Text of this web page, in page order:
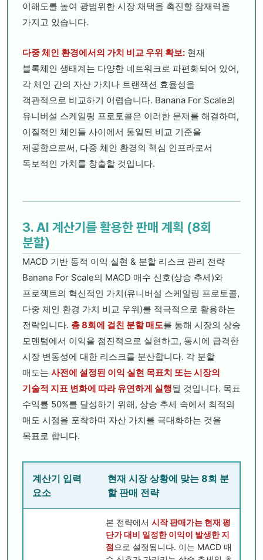
이해도를 높여 광범위한 시장 채택을 촉진할 잠재력을
가지고 있습니다.
다중 체인 환경에서의 가치 비교 우위 확보: 현재
블록체인 생태계는 다양한 네트워크로 파편화되어 있어,
각 체인 간의 자산 가치나 트랜잭션 효율성을
객관적으로 비교하기 어렵습니다. Banana For Scale의
유니버설 스케일링 프로토콜은 이러한 문제를 해결하며,
이질적인 체인들 사이에서 통일된 비교 기준을
제공함으로써, 다중 체인 환경의 핵심 인프라로서
독보적인 가치를 창출할 것입니다.
3. AI 계산기를 활용한 판매 계획 (8회
분할)
MACD 기반 동적 이익 실현 & 분할 리스크 관리 전략
Banana For Scale의 MACD 매수 신호(상승 추세)와
프로젝트의 혁신적인 가치(유니버설 스케일링 프로토콜,
다중 체인 환경 가치 비교 우위)를 적극적으로 활용하는
전략입니다. 총 8회에 걸친 분할 매도를 통해 시장의 상승
모멘텀에서 이익을 점진적으로 실현하고, 동시에 급격한
시장 변동성에 대한 리스크를 분산합니다. 각 분할
매도는 사전에 설정된 이익 실현 목표치 또는 시장의
기술적 지표 변화에 따라 유연하게 실행될 것입니다. 목표
수익률 50%를 달성하기 위해, 상승 추세 속에서 최적의
매도 시점을 포착하며 자산 가치를 극대화하는 것을
목표로 합니다.
계산기 입력
요소
현재 시장 상황에 맞는 8회 분
할 판매 전략
본 전략에서 시작 판매가는 현재 평
단가 대비 일정한 이익이 발생한 지
점으로 설정됩니다. 이는 MACD 매